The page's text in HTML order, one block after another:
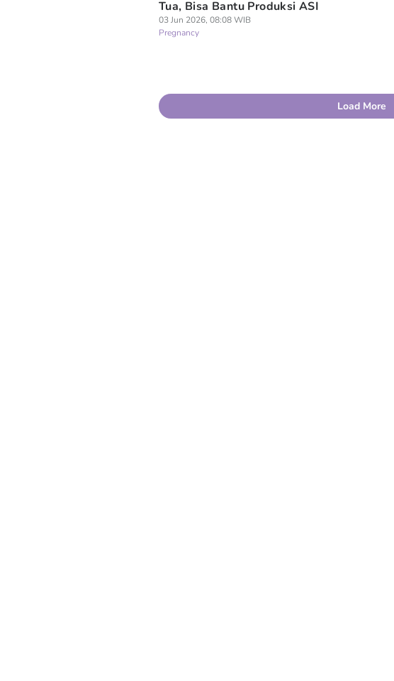
Tua, Bisa Bantu Produksi ASI
03 Jun 2026, 08:08 WIB
Pregnancy
Load More